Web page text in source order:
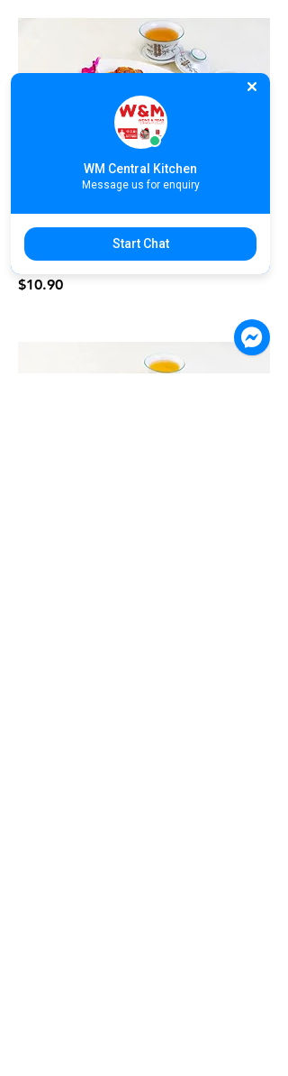
R07. BBQ Cha Shao+Roasted Pork
Twin Plate | សាច់សាសុីវ និង សាច់ជ្រូកខ្វៃ
ស្រួយ | 蜜汁叉烧+烧肉双拼
$10.90
WM Central Kitchen
Message us for enquiry
Start Chat